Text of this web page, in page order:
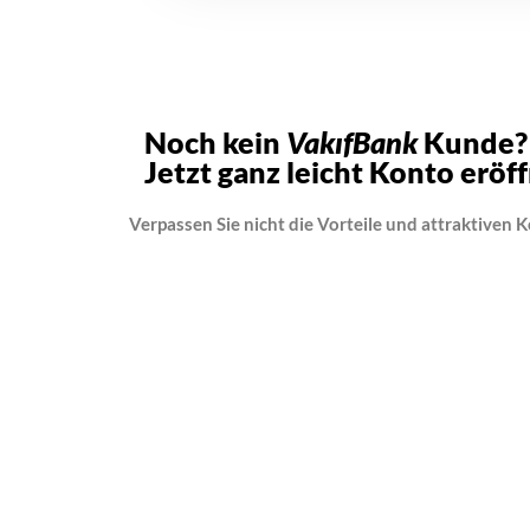
Noch kein VakıfBankKunde?
Jetzt ganz leicht Konto
Verpassen Sie nicht die Vorteile und attraktiven